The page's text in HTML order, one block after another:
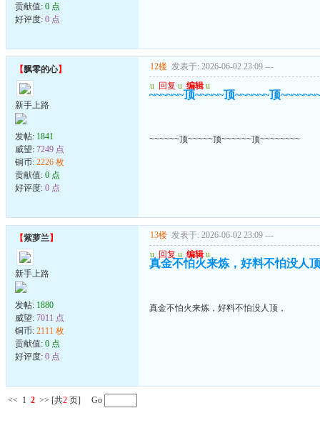
贡献值: 0 点
好评度: 0 点
【飘零的心】
新手上路
发帖: 1841
威望: 7249 点
铜币: 2226 枚
贡献值: 0 点
好评度: 0 点
12楼 发表于: 2026-06-02 23:09 ---
u 回复 u 编辑 u
~~~~~~顶~~~~~顶~~~~~~顶
~~~~~~顶~~~~~顶~~~~~~顶~~~~~~~~
【紫萝兰】
新手上路
发帖: 1880
威望: 7011 点
铜币: 2111 枚
贡献值: 0 点
好评度: 0 点
13楼 发表于: 2026-06-02 23:09 ---
u 回复 u 编辑 u
真金不怕火来炼，好料不怕没人
真金不怕火来炼，好料不怕没人顶，
<< 1 2 >> [共2 页] Go